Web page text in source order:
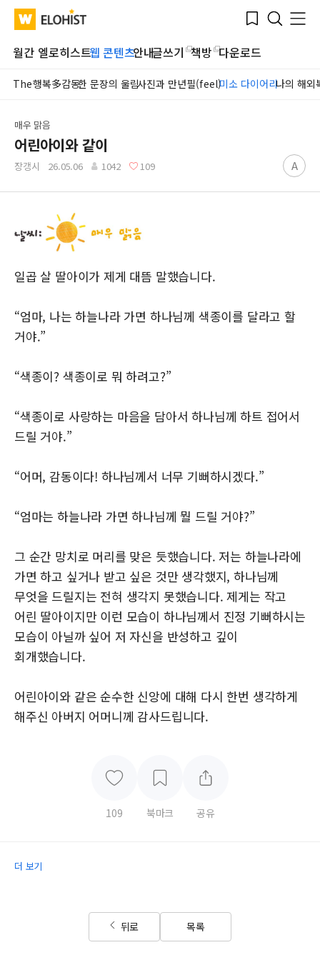
WATV Elohist-
Home
Bookmark
Search
Menu
월간 엘로히스트웹 콘텐츠안내글쓰기 책방 다운로드
The행복多감동한 문장의 울림사진과 만년필(feel)미소 다이어리나의 해외
Submit
매우 맑음
어린아이와 같이
장갱시 26.05.06 1042 109 A
일곱 살 딸아이가 제게 대뜸 말했습니다.
“엄마, 나는 하늘나라 가면 하나님께 색종이를 달라고 할
거야.”
“색종이? 색종이로 뭐 하려고?”
“색종이로 사랑하는 마음을 담아서 하나님께 하트 접어서
드릴 거야.”
“어머, 감동이다! 하나님께서 너무 기뻐하시겠다.”
“엄마는 하늘나라 가면 하나님께 뭘 드릴 거야?”
그 순간 망치로 머리를 맞은 듯했습니다. 저는 하늘나라에
가면 하고 싶거나 받고 싶은 것만 생각했지, 하나님께
무엇을 드릴지는 전혀 생각지 못했습니다. 제게는 작고
어린 딸아이지만 이런 모습이 하나님께서 진정 기뻐하시는
모습이 아닐까 싶어 저 자신을 반성하고 깊이
회개했습니다.
어린아이와 같은 순수한 신앙에 대해 다시 한번 생각하게
해주신 아버지 어머니께 감사드립니다.
109 북마크 공유
더 보기
뒤로 목록